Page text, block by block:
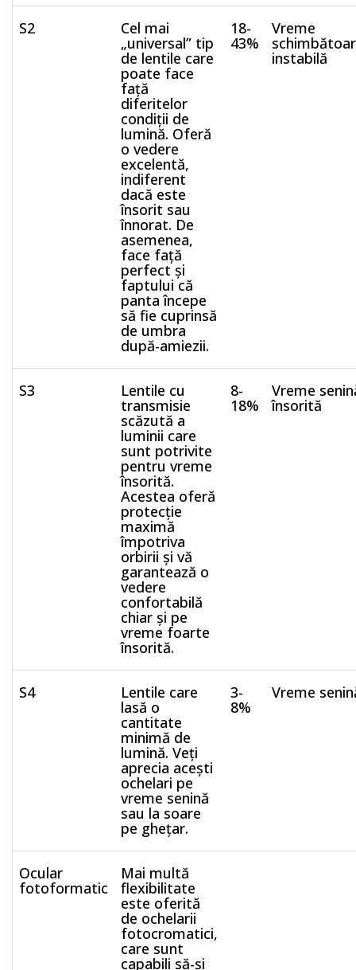
S2 Cel mai
„universal” tip
de lentile care
poate face
față
diferitelor
condiții de
lumină. Oferă
o vedere
excelentă,
indiferent
dacă este
însorit sau
înnorat. De
asemenea,
face față
perfect și
faptului că
panta începe
să fie cuprinsă
de umbra
după-amiezii.
18-
43%
Vreme
instabilă
S3 Lentile cu
transmisie
scăzută a
luminii care
sunt potrivite
pentru vreme
însorită.
Acestea oferă
protecție
maximă
împotriva
orbirii și vă
garantează o
vedere
confortabilă
chiar și pe
vreme foarte
însorită.
8-
18%
Vreme
însorită
S4 Lentile care
lasă o
cantitate
minimă de
lumină. Veți
aprecia acești
ochelari pe
vreme senină
sau la soare
pe ghețar.
3-
8%
Vreme
Ocular
fotoformatic
Mai multă
flexibilitate
este oferită
de ochelarii
fotocromatici,
care sunt
capabili să-și